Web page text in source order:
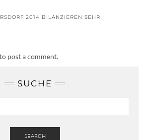
2014 BILANZIEREN SEHR
to post a comment.
SUCHE
SEARCH